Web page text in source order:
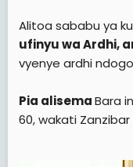
Alitoa sababu ya
ufinyu wa Ardhi,
vyenye ardhi
Pia alisemaBara
60, wakati